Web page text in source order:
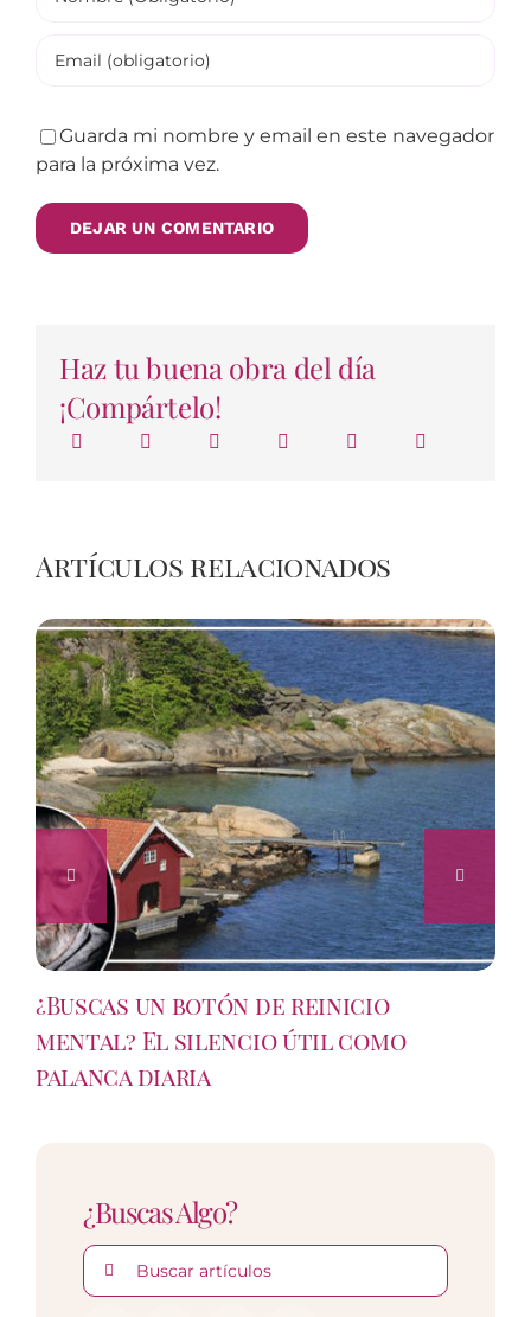
Guarda mi nombre y email en este navegador
para la próxima vez.
Haz tu buena obra del día
¡Compártelo!
Artículos relacionados
¿Buscas un botón de reinicio
mental? El silencio útil como
palanca diaria
¿Buscas Algo?
Buscar: